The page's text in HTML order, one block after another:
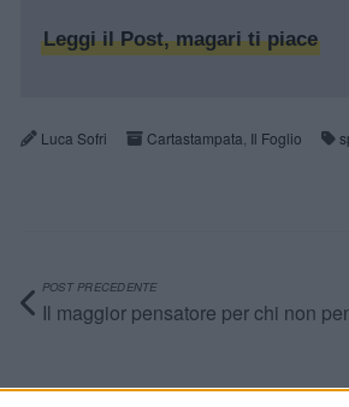
Leggi il Post, magari ti piace
Luca Sofri Cartastampata Il Foglio
POST PRECEDENTE
Il maggior pensatore per chi non